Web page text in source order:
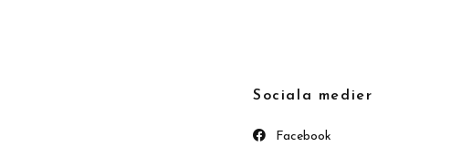
Sociala medier
Facebook